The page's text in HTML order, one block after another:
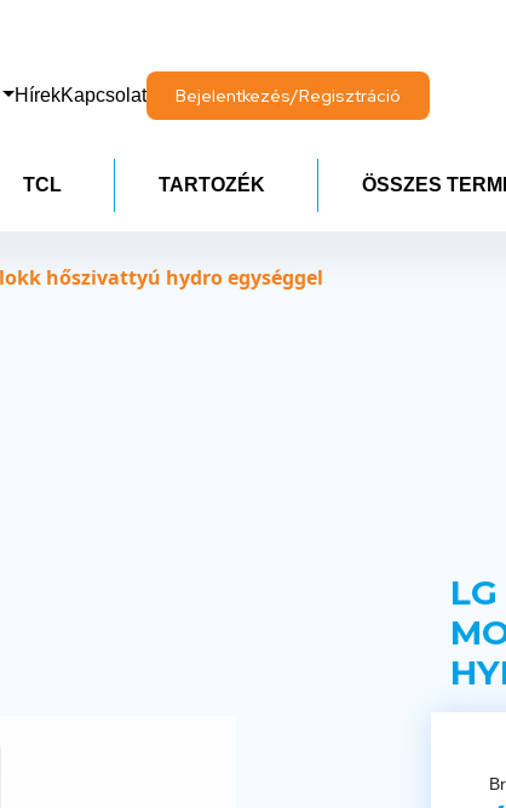
HírekKapcsolat Bejelentkezés/Regisztráció
TCL TARTOZÉK ÖSSZES
hőszivattyú hydro egységgel